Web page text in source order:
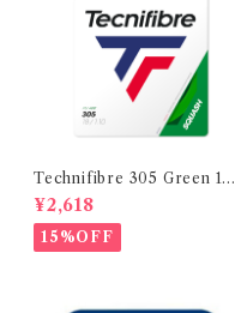
Technifibre 305 Green 1.1
mm
¥2,618
15%OFF